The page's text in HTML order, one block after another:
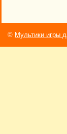
© Мультики игры